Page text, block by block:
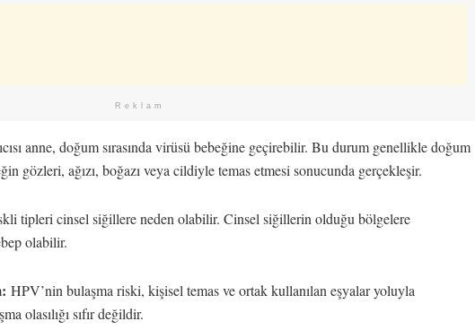
Reklam
anne, doğum sırasında virüsü bebeğine geçirebilir. Bu durum genellikle doğum
gözleri, ağızı, boğazı veya cildiyle temas etmesi sonucunda gerçekleşir.
tipleri cinsel siğillere neden olabilir. Cinsel siğillerin olduğu bölgelere
olabilir.
HPV’nin bulaşma riski, kişisel temas ve ortak kullanılan eşyalar yoluyla
olasılığı sıfır değildir.